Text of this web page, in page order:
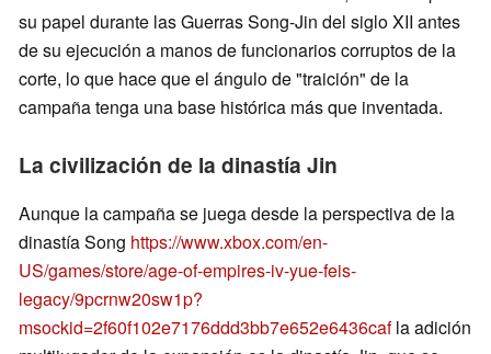
su papel durante las Guerras Song-Jin del siglo XII antes
de su ejecución a manos de funcionarios corruptos de la
corte, lo que hace que el ángulo de "traición" de la
campaña tenga una base histórica más que inventada.
La civilización de la dinastía Jin
Aunque la campaña se juega desde la perspectiva de la
dinastía Song https://www.xbox.com/en-
US/games/store/age-of-empires-iv-yue-feis-
legacy/9pcrnw20sw1p?
msockid=2f60f102e7176ddd3bb7e652e6436cafla adición